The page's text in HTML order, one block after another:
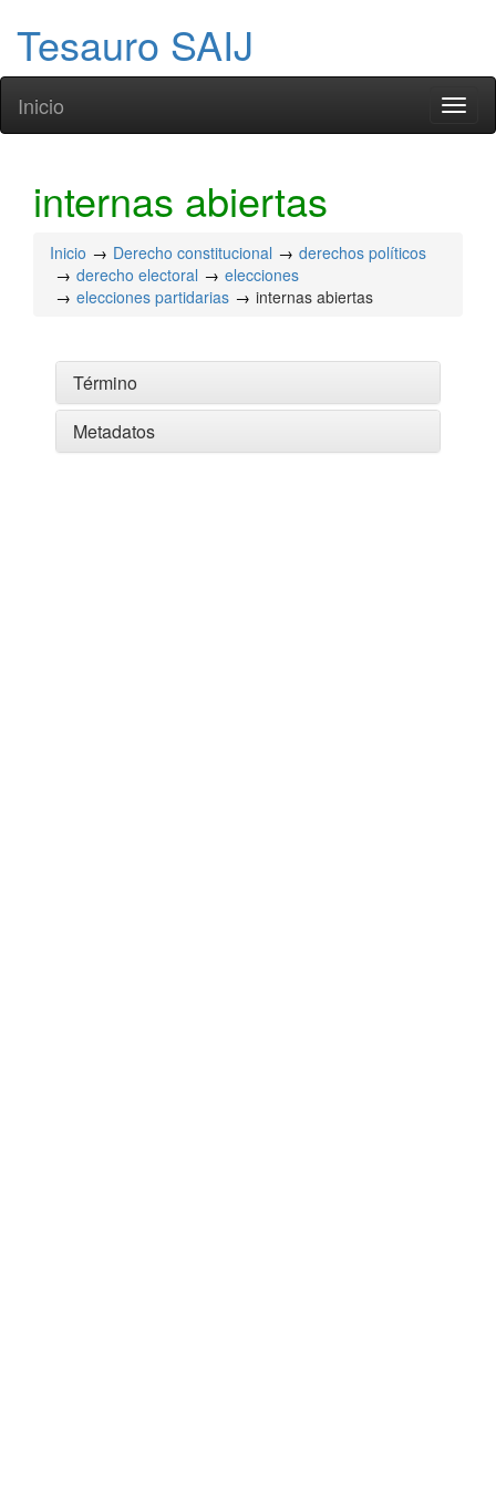
Tesauro SAIJ
Inicio
internas abiertas
Inicio Derecho constitucional
derechos políticos
derecho electoral
elecciones
elecciones partidarias
internas abiertas
Término
Metadatos